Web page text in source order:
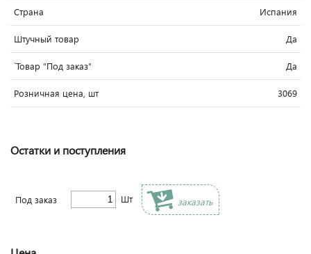
Страна Испания
Штучный товар Да
`Товар "Под заказ" Да
Розничная цена, шт 3069
Остатки и поступления
Под заказ Шт заказать